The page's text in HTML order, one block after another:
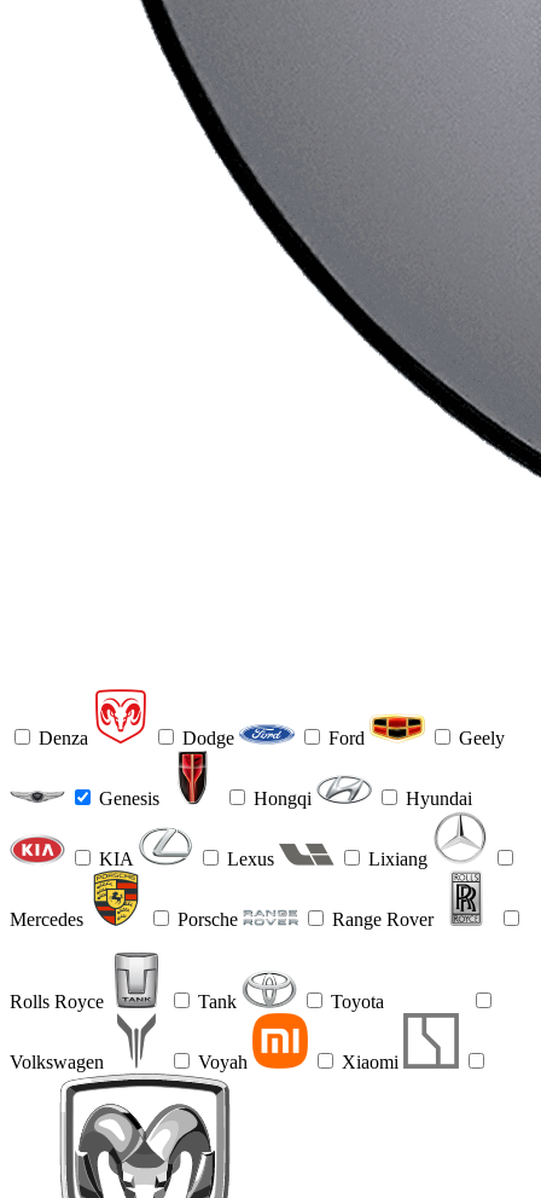
Denza Dodge Ford Geely
Genesis Hongqi Hyundai
KIA Lexus Lixiang
Mercedes Porsche Range Rover
Rolls Royce Tank Toyota
Volkswagen Voyah Xiaomi